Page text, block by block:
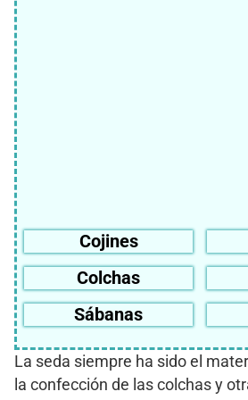
Cojines
Colchas
Sábanas
La seda siempre ha sido el
la confección de las colchas y